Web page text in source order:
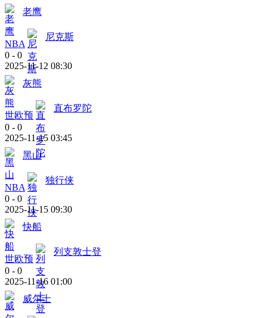
老鹰
NBA
尼克斯
0 - 0
2025-11-12 08:30
灰熊
世欧预
直布罗陀
0 - 0
2025-11-15 03:45
黑山
NBA
独行侠
0 - 0
2025-11-15 09:30
快船
世欧预
列支敦士登
0 - 0
2025-11-16 01:00
威尔士